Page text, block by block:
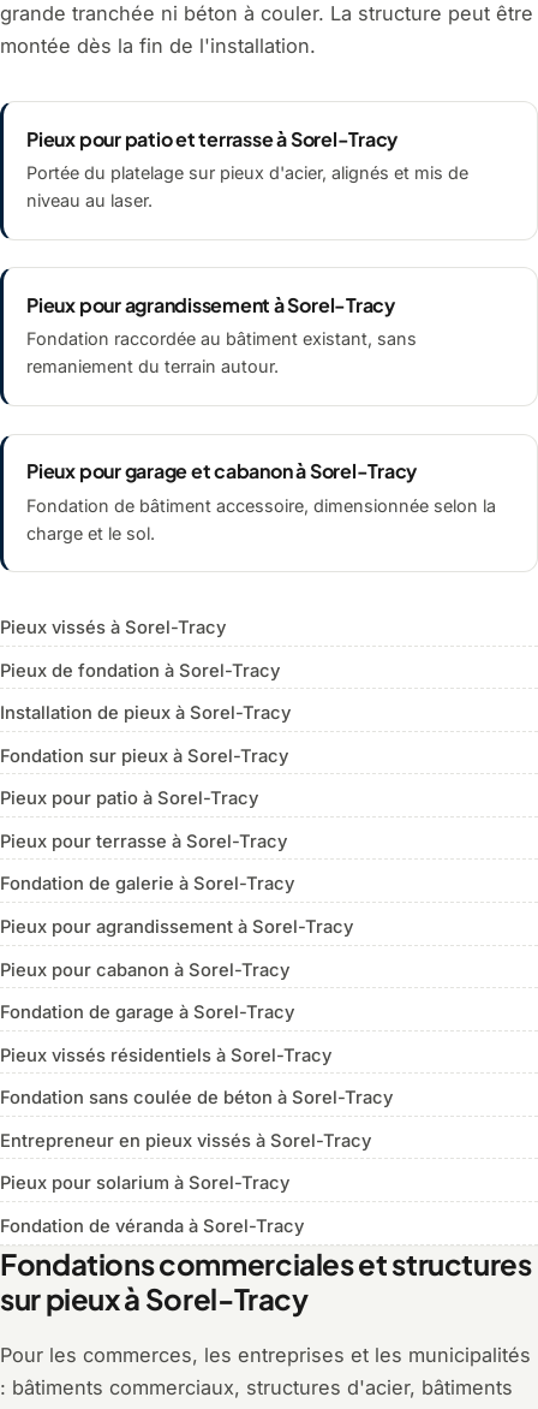
grande tranchée ni béton à couler. La structure peut être
montée dès la fin de l'installation.
Pieux pour patio et terrasse à Sorel-Tracy
Portée du platelage sur pieux d'acier, alignés et mis de
niveau au laser.
Pieux pour agrandissement à Sorel-Tracy
Fondation raccordée au bâtiment existant, sans
remaniement du terrain autour.
Pieux pour garage et cabanon à Sorel-Tracy
Fondation de bâtiment accessoire, dimensionnée selon la
charge et le sol.
Pieux vissés à Sorel-Tracy
Pieux de fondation à Sorel-Tracy
Installation de pieux à Sorel-Tracy
Fondation sur pieux à Sorel-Tracy
Pieux pour patio à Sorel-Tracy
Pieux pour terrasse à Sorel-Tracy
Fondation de galerie à Sorel-Tracy
Pieux pour agrandissement à Sorel-Tracy
Pieux pour cabanon à Sorel-Tracy
Fondation de garage à Sorel-Tracy
Pieux vissés résidentiels à Sorel-Tracy
Fondation sans coulée de béton à Sorel-Tracy
Entrepreneur en pieux vissés à Sorel-Tracy
Pieux pour solarium à Sorel-Tracy
Fondation de véranda à Sorel-Tracy
Fondations commerciales et structures
sur pieux à Sorel-Tracy
Pour les commerces, les entreprises et les municipalités
: bâtiments commerciaux, structures d'acier, bâtiments